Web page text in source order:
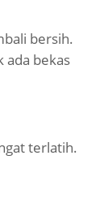
bersih.
ada bekas
terlatih.